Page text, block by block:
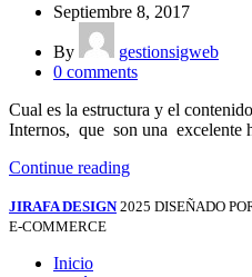
Septiembre 8, 2017
By
gestionsigweb
0 comments
Cual es la estructura y el
Internos, que son una excelente
Continue reading
JIRAFA DESIGN 2025 DISEÑADO
E-COMMERCE
Inicio